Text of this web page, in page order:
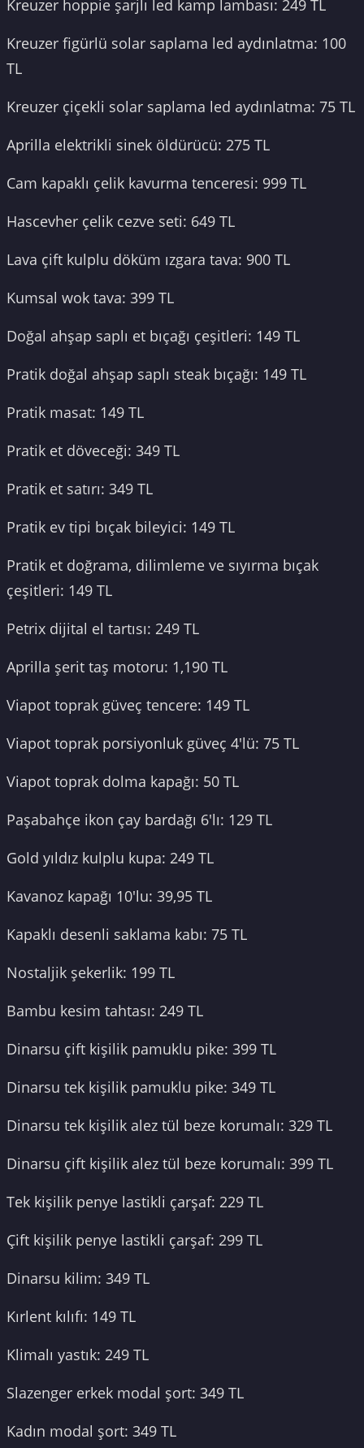
Kreuzer hoppie şarjlı led kamp lambası: 249 TL
Kreuzer figürlü solar saplama led aydınlatma: 100
TL
Kreuzer çiçekli solar saplama led aydınlatma: 75 TL
Aprilla elektrikli sinek öldürücü: 275 TL
Cam kapaklı çelik kavurma tenceresi: 999 TL
Hascevher çelik cezve seti: 649 TL
Lava çift kulplu döküm ızgara tava: 900 TL
Kumsal wok tava: 399 TL
Doğal ahşap saplı et bıçağı çeşitleri: 149 TL
Pratik doğal ahşap saplı steak bıçağı: 149 TL
Pratik masat: 149 TL
Pratik et döveceği: 349 TL
Pratik et satırı: 349 TL
Pratik ev tipi bıçak bileyici: 149 TL
Pratik et doğrama, dilimleme ve sıyırma bıçak
çeşitleri: 149 TL
Petrix dijital el tartısı: 249 TL
Aprilla şerit taş motoru: 1,190 TL
Viapot toprak güveç tencere: 149 TL
Viapot toprak porsiyonluk güveç 4'lü: 75 TL
Viapot toprak dolma kapağı: 50 TL
Paşabahçe ikon çay bardağı 6'lı: 129 TL
Gold yıldız kulplu kupa: 249 TL
Kavanoz kapağı 10'lu: 39,95 TL
Kapaklı desenli saklama kabı: 75 TL
Nostaljik şekerlik: 199 TL
Bambu kesim tahtası: 249 TL
Dinarsu çift kişilik pamuklu pike: 399 TL
Dinarsu tek kişilik pamuklu pike: 349 TL
Dinarsu tek kişilik alez tül beze korumalı: 329 TL
Dinarsu çift kişilik alez tül beze korumalı: 399 TL
Tek kişilik penye lastikli çarşaf: 229 TL
Çift kişilik penye lastikli çarşaf: 299 TL
Dinarsu kilim: 349 TL
Kırlent kılıfı: 149 TL
Klimalı yastık: 249 TL
Slazenger erkek modal şort: 349 TL
Kadın modal şort: 349 TL